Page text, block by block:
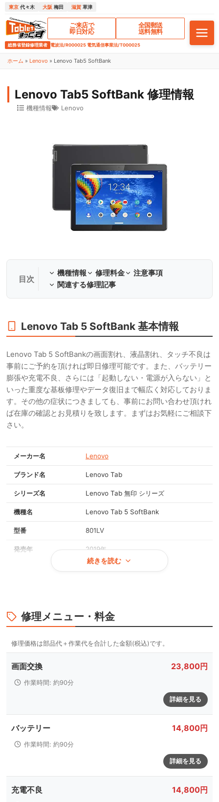
東京 代々木 大阪 梅田 滋賀 草津
ご来店で
即日対応
全国郵送
送料無料
総務省登録修理業者 電波法/R000025 電気通信事業法/T000025
ホーム » Lenovo » Lenovo Tab5 SoftBank
Lenovo Tab5 SoftBank 修理情報
機種情報 Lenovo
機種情報 修理料金
注意事項
関連する修理記事
Lenovo Tab 5 SoftBank 基本情報
Lenovo Tab 5 SoftBankの画面割れ、液晶割れ、タッチ不良は
事前にご予約を頂ければ即日修理可能です。また、バッテリー
膨張や充電不良、さらには「起動しない・電源が入らない」と
いった重度な基板修理やデータ復旧まで幅広く対応しておりま
す。その他の症状につきましても、事前にお問い合わせ頂けれ
ば在庫の確認とお見積りを致します。まずはお気軽にご相談下
さい。
メーカー名 Lenovo
ブランド名 Lenovo Tab
シリーズ名 Lenovo Tab 無印 シリーズ
機種名 Lenovo Tab 5 SoftBank
型番 801LV
発売年 2019年
対応メモリ 3GB
本体カラー ブラック, ホワイト
続きを読む
修理メニュー・料金
画面交換 23,800円
作業時間: 約90分
詳細を見る
バッテリー 14,800円
作業時間: 約90分
詳細を見る
充電不良 14,800円